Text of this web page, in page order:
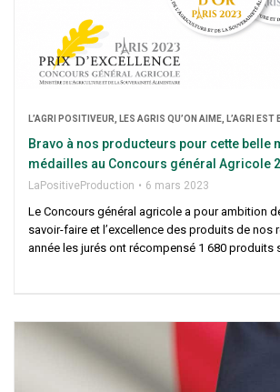
L’A­GRI POSI­TI­VEUR, LES AGRIS QU’ON AIME, L’A­GRI EST
Bra­vo à nos pro­duc­teurs pour cette belle
médailles au Concours géné­ral Agri­cole
LaPo­si­ti­ve­Pro­duc­tion 6 mars 2023
Le Concours géné­ral agri­cole a pour ambi­tion
savoir-faire et l’excellence des pro­duits de nos
année les jurés ont récom­pen­sé 1 680 pro­duits